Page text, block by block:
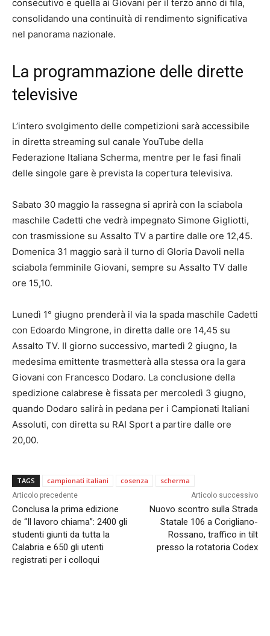
consecutivo e quella ai Giovani per il terzo anno di fila,
consolidando una continuità di rendimento significativa
nel panorama nazionale.
La programmazione delle dirette
televisive
L’intero svolgimento delle competizioni sarà accessibile
in diretta streaming sul canale YouTube della
Federazione Italiana Scherma, mentre per le fasi finali
delle singole gare è prevista la copertura televisiva.
Sabato 30 maggio la rassegna si aprirà con la sciabola
maschile Cadetti che vedrà impegnato Simone Gigliotti,
con trasmissione su Assalto TV a partire dalle ore 12,45.
Domenica 31 maggio sarà il turno di Gloria Davoli nella
sciabola femminile Giovani, sempre su Assalto TV dalle
ore 15,10.
Lunedì 1° giugno prenderà il via la spada maschile Cadetti
con Edoardo Mingrone, in diretta dalle ore 14,45 su
Assalto TV. Il giorno successivo, martedì 2 giugno, la
medesima emittente trasmetterà alla stessa ora la gara
Giovani con Francesco Dodaro. La conclusione della
spedizione calabrese è fissata per mercoledì 3 giugno,
quando Dodaro salirà in pedana per i Campionati Italiani
Assoluti, con diretta su RAI Sport a partire dalle ore
20,00.
TAGS campionati italiani cosenza scherma
Articolo precedente
Conclusa la prima edizione
de “Il lavoro chiama”: 2400 gli
studenti giunti da tutta la
Calabria e 650 gli utenti
registrati per i colloqui
Articolo successivo
Nuovo scontro sulla Strada
Statale 106 a Corigliano-
Rossano, traffico in tilt
presso la rotatoria Codex